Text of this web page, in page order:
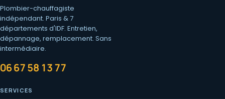
Ariston
Pour afficher la carte, vous devez accepter les cookies
Google.
Plombier-chauffagiste
indépendant. Paris & 7
départements d'IDF. Entretien,
dépannage, remplacement. Sans
intermédiaire.
06 67 58 13 77
SERVICES